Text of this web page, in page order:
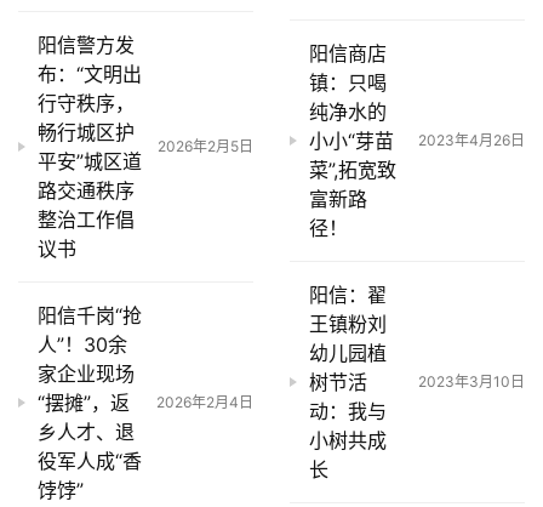
阳信警方发
布：“文明出
行守秩序，
畅行城区护
平安”城区道
路交通秩序
整治工作倡
议书
2026年2月5日
阳信千岗“抢
人”！30余
家企业现场
“摆摊”，返
乡人才、退
役军人成“香
饽饽”
2026年2月4日
阳信商店
镇：只喝
纯净水的
小小“芽苗
菜”,拓宽致
富新路
径！
2023年4月26日
阳信：翟
王镇粉刘
幼儿园植
树节活
动：我与
小树共成
长
2023年3月10日